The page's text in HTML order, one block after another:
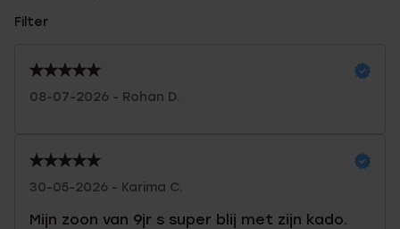
Filter
08-07-2026 - Rohan D.
30-05-2026 - Karima C.
Mijn zoon van 9jr s super blij met zijn kado.